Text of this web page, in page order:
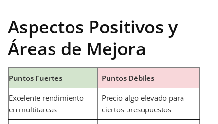
Aspectos Positivos y
Áreas de Mejora
Puntos Fuertes Puntos Débiles
Excelente rendimiento
en multitareas
Precio algo elevado para
ciertos presupuestos